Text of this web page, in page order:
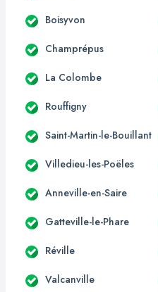
Boisyvon
Champrépus
La Colombe
Rouffigny
Saint-Martin-le-Bouillant
Villedieu-les-Poëles
Anneville-en-Saire
Gatteville-le-Phare
Réville
Valcanville